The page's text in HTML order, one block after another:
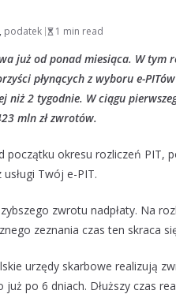
, podatek 1 min read
już od ponad miesiąca. W
płynących z wyboru e-
niż 2 tygodnie. W ciągu
mln zł zwrotów.
początku okresu rozliczeń PIT,
Twój e-PIT.
zwrotu nadpłaty. Na
zeznania czas ten skraca
urzędy skarbowe realizują
już po 6 dniach. Dłuższy czas